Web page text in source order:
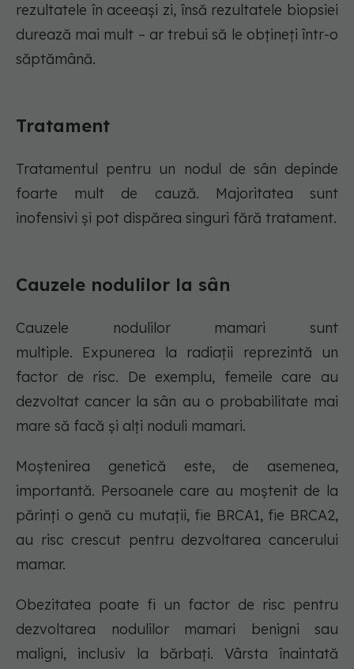
rezultatele în aceeași zi, însă rezultatele biopsiei
durează mai mult – ar trebui să le obțineți într-o
săptămână.
Tratament
Tratamentul pentru un nodul de sân depinde
foarte mult de cauză. Majoritatea sunt
inofensivi și pot dispărea singuri fără tratament.
Cauzele nodulilor la sân
Cauzele nodulilor mamari sunt
multiple. Expunerea la radiaţii reprezintă un
factor de risc. De exemplu, femeile care au
dezvoltat cancer la sân au o probabilitate mai
mare să facă şi alţi noduli mamari.
Moştenirea genetică este, de asemenea,
importantă. Persoanele care au moştenit de la
părinţi o genă cu mutaţii, fie BRCA1, fie BRCA2,
au risc crescut pentru dezvoltarea cancerului
mamar.
Obezitatea poate fi un factor de risc pentru
dezvoltarea nodulilor mamari benigni sau
maligni, inclusiv la bărbaţi. Vârsta înaintată